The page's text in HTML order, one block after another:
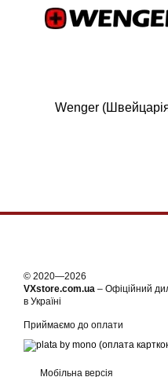
Wenger
© 2020—2026
VXstore.com.ua – Офіційний
в Україні
Приймаємо до оплати
Мобільна версія